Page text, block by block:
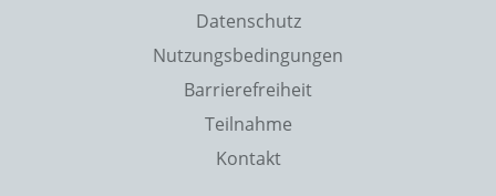
Datenschutz
Nutzungsbedingungen
Barrierefreiheit
Teilnahme
Kontakt